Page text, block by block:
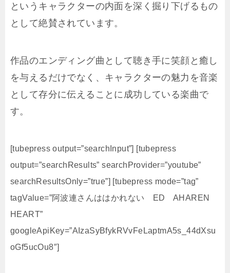
というキャラクターの内面を深く掘り下げるもの
として絶賛されています。
作品のエンディング曲として聴き手に笑顔と癒し
を与えるだけでなく、キャラクターの魅力を音楽
として存分に伝えることに成功している楽曲で
す。
[tubepress output=”searchInput”] [tubepress
output=”searchResults” searchProvider=”youtube”
searchResultsOnly=”true”] [tubepress mode=”tag”
tagValue=”阿波連さんははかれない ED AHAREN
HEART”
googleApiKey=”AIzaSyBfykRVvFeLaptmA5s_44dXsu
oGf5ucOu8″]